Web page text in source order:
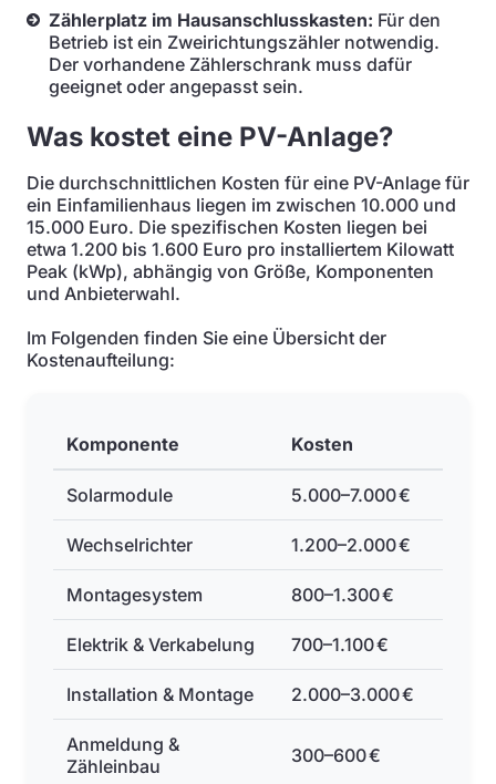
Zählerplatz im Hausanschlusskasten: Für den
Betrieb ist ein Zweirichtungszähler notwendig.
Der vorhandene Zählerschrank muss dafür
geeignet oder angepasst sein.
Was kostet eine PV-Anlage?
Die durchschnittlichen Kosten für eine PV-Anlage für
ein Einfamilienhaus liegen im zwischen 10.000 und
15.000 Euro. Die spezifischen Kosten liegen bei
etwa 1.200 bis 1.600 Euro pro installiertem Kilowatt
Peak (kWp), abhängig von Größe, Komponenten
und Anbieterwahl.
Im Folgenden finden Sie eine Übersicht der
Kostenaufteilung:
Komponente Kosten
Solarmodule 5.000–7.000 €
Wechselrichter 1.200–2.000 €
Montagesystem 800–1.300 €
Elektrik & Verkabelung 700–1.100 €
Installation & Montage 2.000–3.000 €
Anmeldung &
Zähleinbau
300–600 €